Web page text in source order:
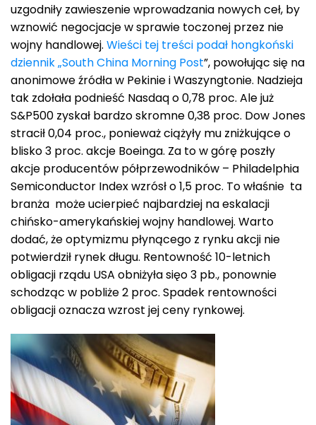
uzgodniły zawieszenie wprowadzania nowych ceł, by
wznowić negocjacje w sprawie toczonej przez nie
wojny handlowej. Wieści tej treści podał hongkoński
dziennik „South China Morning Post”, powołując się na
anonimowe źródła w Pekinie i Waszyngtonie. Nadzieja
tak zdołała podnieść Nasdaq o 0,78 proc. Ale już
S&P500 zyskał bardzo skromne 0,38 proc. Dow Jones
stracił 0,04 proc., ponieważ ciążyły mu zniżkujące o
blisko 3 proc. akcje Boeinga. Za to w górę poszły
akcje producentów półprzewodników – Philadelphia
Semiconductor Index wzrósł o 1,5 proc. To właśnie ta
branża może ucierpieć najbardziej na eskalacji
chińsko-amerykańskiej wojny handlowej. Warto
dodać, że optymizmu płynącego z rynku akcji nie
potwierdził rynek długu. Rentowność 10-letnich
obligacji rządu USA obniżyła sięo 3 pb., ponownie
schodząc w pobliże 2 proc. Spadek rentowności
obligacji oznacza wzrost jej ceny rynkowej.